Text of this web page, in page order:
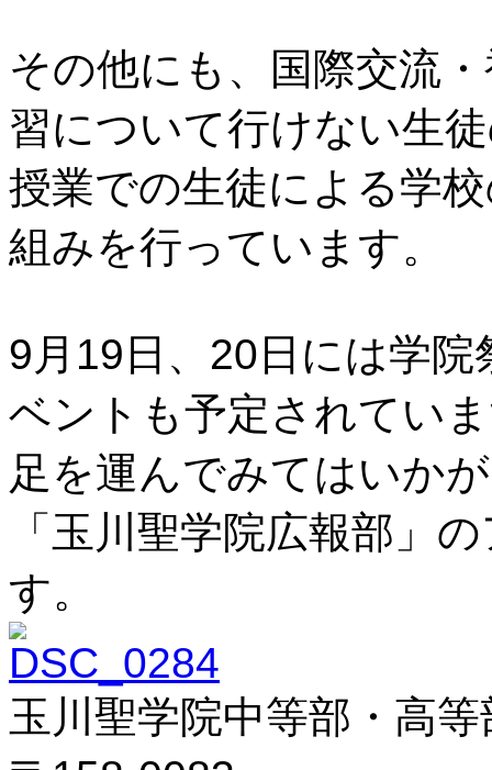
その他にも、国際交流
習について行けない生
授業での生徒による学
組みを行っています。
9月19日、20日には学
ベントも予定されてい
足を運んでみてはいか
「玉川聖学院広報部」
す。
玉川聖学院中等部・高等